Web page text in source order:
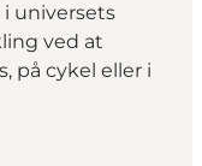
universets
ved at
på cykel eller i